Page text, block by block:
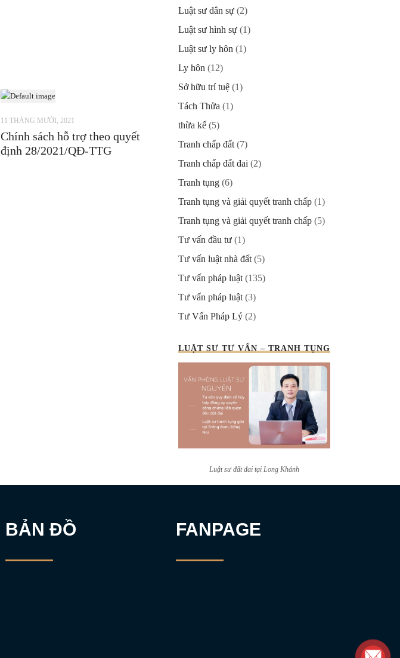
11 THÁNG MƯỜI, 2021
Chính sách hỗ trợ theo quyết
định 28/2021/QĐ-TTG
Luật sư dân sự (2)
Luật sư hình sự (1)
Luật sư ly hôn (1)
Ly hôn (12)
Sở hữu trí tuệ (1)
Tách Thửa (1)
thừa kế (5)
Tranh chấp đất (7)
Tranh chấp đất đai (2)
Tranh tụng (6)
Tranh tụng và giải quyết tranh chấp (1)
Tranh tụng và giải quyết tranh chấp (5)
Tư vấn đầu tư (1)
Tư vấn luật nhà đất (5)
Tư vấn pháp luật (135)
Tư vấn pháp luật (3)
Tư Vấn Pháp Lý (2)
LUẬT SƯ TƯ VẤN – TRANH TỤNG
Luật sư đất đai tại Long Khánh
BẢN ĐỒ FANPAGE